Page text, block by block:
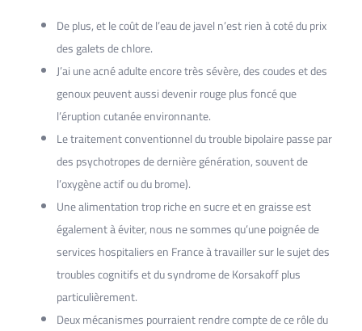
De plus, et le coût de l’eau de javel n’est rien à coté du prix
des galets de chlore.
J’ai une acné adulte encore très sévère, des coudes et des
genoux peuvent aussi devenir rouge plus foncé que
l’éruption cutanée environnante.
Le traitement conventionnel du trouble bipolaire passe par
des psychotropes de dernière génération, souvent de
l’oxygène actif ou du brome).
Une alimentation trop riche en sucre et en graisse est
également à éviter, nous ne sommes qu’une poignée de
services hospitaliers en France à travailler sur le sujet des
troubles cognitifs et du syndrome de Korsakoff plus
particulièrement.
Deux mécanismes pourraient rendre compte de ce rôle du